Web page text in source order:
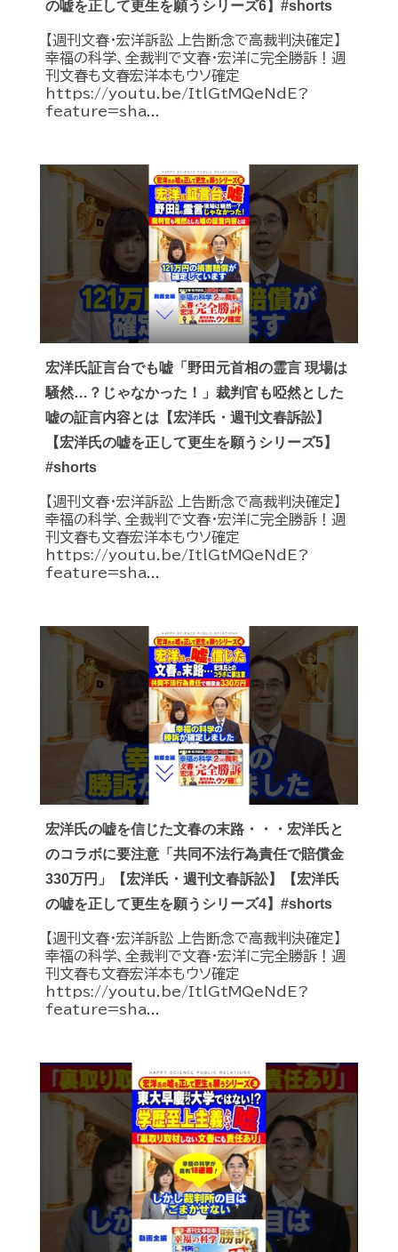
の嘘を正して更生を願うシリーズ6】#shorts
【週刊文春・宏洋訴訟 上告断念で高裁判決確定】
幸福の科学、全裁判で文春・宏洋に完全勝訴！週
刊文春も文春宏洋本もウソ確定
https://youtu.be/ItlGtMQeNdE?
feature=sha...
宏洋氏証言台でも嘘「野田元首相の霊言 現場は
騒然…？じゃなかった！」裁判官も啞然とした
嘘の証言内容とは【宏洋氏・週刊文春訴訟】
【宏洋氏の嘘を正して更生を願うシリーズ5】
#shorts
【週刊文春・宏洋訴訟 上告断念で高裁判決確定】
幸福の科学、全裁判で文春・宏洋に完全勝訴！週
刊文春も文春宏洋本もウソ確定
https://youtu.be/ItlGtMQeNdE?
feature=sha...
宏洋氏の嘘を信じた文春の末路・・・宏洋氏と
のコラボに要注意「共同不法行為責任で賠償金
330万円」【宏洋氏・週刊文春訴訟】【宏洋氏
の嘘を正して更生を願うシリーズ4】#shorts
【週刊文春・宏洋訴訟 上告断念で高裁判決確定】
幸福の科学、全裁判で文春・宏洋に完全勝訴！週
刊文春も文春宏洋本もウソ確定
https://youtu.be/ItlGtMQeNdE?
feature=sha...